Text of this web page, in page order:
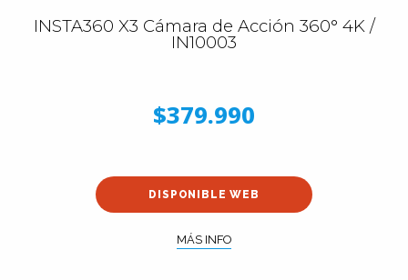
INSTA360 X3 Cámara de Acción 360° 4K /
IN10003
$379.990
DISPONIBLE WEB
MÁS INFO